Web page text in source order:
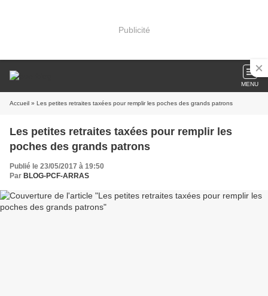
Publicité
MENU
Accueil » Les petites retraites taxées pour remplir les poches des grands patrons
Les petites retraites taxées pour remplir les
poches des grands patrons
Publié le 23/05/2017 à 19:50
Par BLOG-PCF-ARRAS